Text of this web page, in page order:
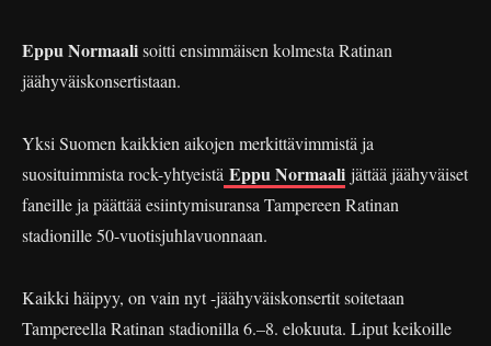
Eppu Normaalisoitti ensimmäisen kolmesta Ratinan
jäähyväiskonsertistaan.
Yksi Suomen kaikkien aikojen merkittävimmistä ja
suosituimmista rock-yhtyeistä Eppu Normaali jättää jäähyväiset
faneille ja päättää esiintymisuransa Tampereen Ratinan
stadionille 50-vuotisjuhlavuonnaan.
Kaikki häipyy, on vain nyt -jäähyväiskonsertit soitetaan
Tampereella Ratinan stadionilla 6.–8. elokuuta. Liput keikoille